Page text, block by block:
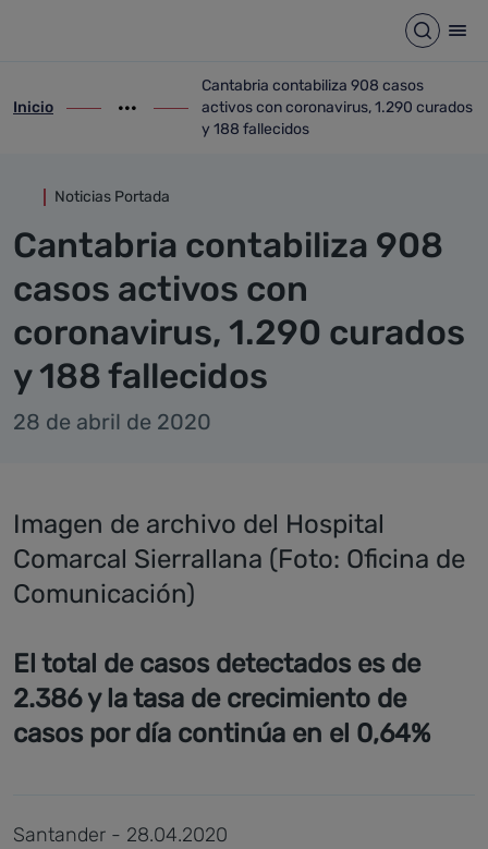
Abrir
ir-a inicio
Inicio
Mostrar opciones del camino de migas
ir-a Cantabria contabiliza 908 casos
Cantabria contabiliza 908 casos
activos con coronavirus, 1.290 curados
y 188 fallecidos
Noticias Portada
Cantabria contabiliza 908
casos activos con
coronavirus, 1.290 curados
y 188 fallecidos
28 de abril de 2020
Imagen de archivo del Hospital
Comarcal Sierrallana (Foto: Oficina de
Comunicación)
El total de casos detectados es de
2.386 y la tasa de crecimiento de
casos por día continúa en el 0,64%
Santander - 28.04.2020